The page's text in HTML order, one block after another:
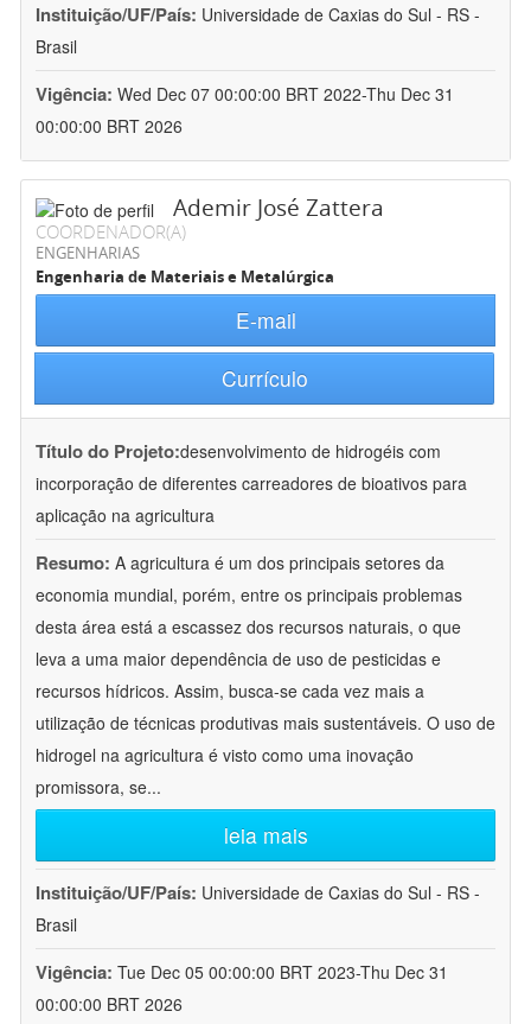
Instituição/UF/País: Universidade de Caxias do Sul - RS -
Brasil
Vigência: Wed Dec 07 00:00:00 BRT 2022-Thu Dec 31
00:00:00 BRT 2026
Ademir José Zattera
COORDENADOR(A)
ENGENHARIAS
Engenharia de Materiais e Metalúrgica
E-mail
Currículo
Título do Projeto:desenvolvimento de hidrogéis com
incorporação de diferentes carreadores de bioativos para
aplicação na agricultura
Resumo: A agricultura é um dos principais setores da
economia mundial, porém, entre os principais problemas
desta área está a escassez dos recursos naturais, o que
leva a uma maior dependência de uso de pesticidas e
recursos hídricos. Assim, busca-se cada vez mais a
utilização de técnicas produtivas mais sustentáveis. O uso de
hidrogel na agricultura é visto como uma inovação
promissora, se...
leia mais
Instituição/UF/País: Universidade de Caxias do Sul - RS -
Brasil
Vigência: Tue Dec 05 00:00:00 BRT 2023-Thu Dec 31
00:00:00 BRT 2026